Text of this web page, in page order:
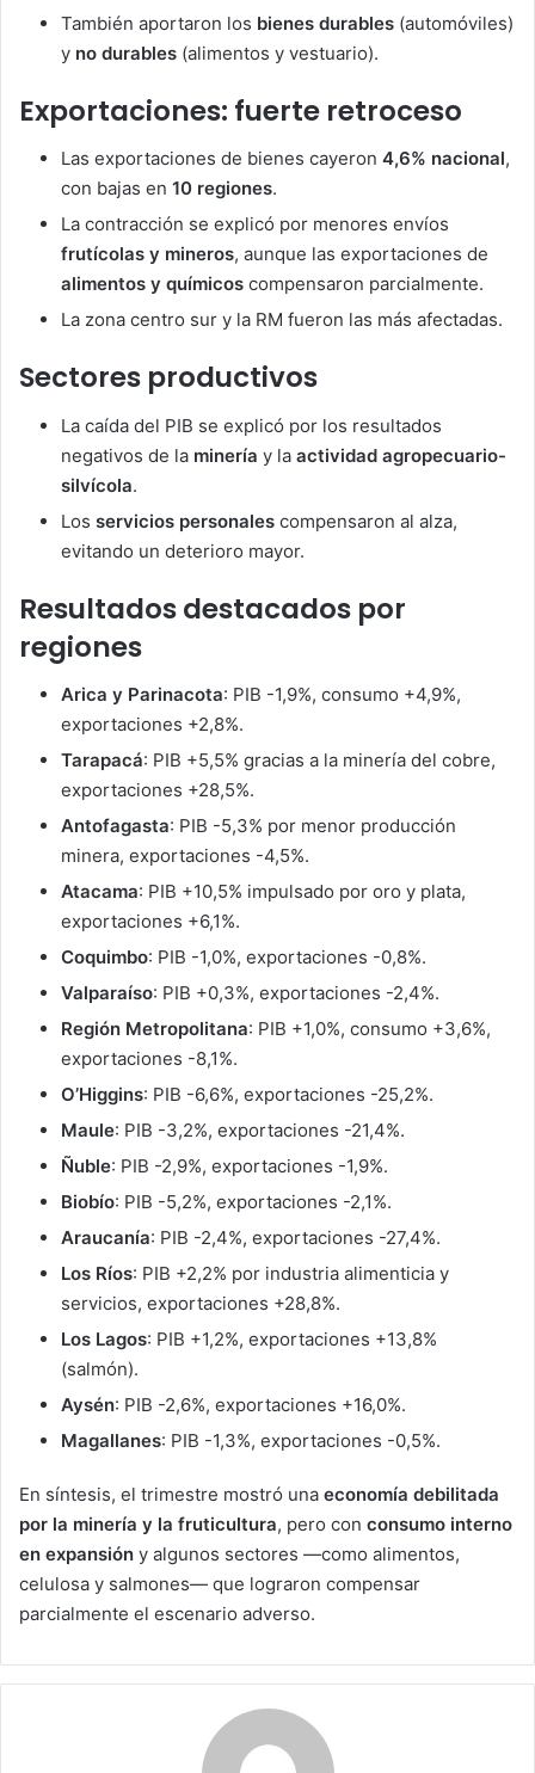
También aportaron los bienes durables (automóviles)
y no durables (alimentos y vestuario).
Exportaciones: fuerte retroceso
Las exportaciones de bienes cayeron 4,6% nacional,
con bajas en 10 regiones.
La contracción se explicó por menores envíos
frutícolas y mineros, aunque las exportaciones de
alimentos y químicos compensaron parcialmente.
La zona centro sur y la RM fueron las más afectadas.
Sectores productivos
La caída del PIB se explicó por los resultados
negativos de la minería y la actividad agropecuario-
silvícola.
Los servicios personales compensaron al alza,
evitando un deterioro mayor.
Resultados destacados por
regiones
Arica y Parinacota: PIB -1,9%, consumo +4,9%,
exportaciones +2,8%.
Tarapacá: PIB +5,5% gracias a la minería del cobre,
exportaciones +28,5%.
Antofagasta: PIB -5,3% por menor producción
minera, exportaciones -4,5%.
Atacama: PIB +10,5% impulsado por oro y plata,
exportaciones +6,1%.
Coquimbo: PIB -1,0%, exportaciones -0,8%.
Valparaíso: PIB +0,3%, exportaciones -2,4%.
Región Metropolitana: PIB +1,0%, consumo +3,6%,
exportaciones -8,1%.
O’Higgins: PIB -6,6%, exportaciones -25,2%.
Maule: PIB -3,2%, exportaciones -21,4%.
Ñuble: PIB -2,9%, exportaciones -1,9%.
Biobío: PIB -5,2%, exportaciones -2,1%.
Araucanía: PIB -2,4%, exportaciones -27,4%.
Los Ríos: PIB +2,2% por industria alimenticia y
servicios, exportaciones +28,8%.
Los Lagos: PIB +1,2%, exportaciones +13,8%
(salmón).
Aysén: PIB -2,6%, exportaciones +16,0%.
Magallanes: PIB -1,3%, exportaciones -0,5%.
En síntesis, el trimestre mostró una economía debilitada
por la minería y la fruticultura, pero con consumo interno
en expansión y algunos sectores —como alimentos,
celulosa y salmones— que lograron compensar
parcialmente el escenario adverso.